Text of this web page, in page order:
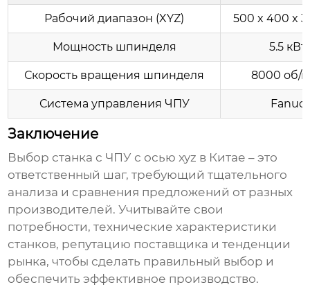
Рабочий диапазон (XYZ) 500 x 400 x
Мощность шпинделя 5.5 кВт
Скорость вращения шпинделя 8000 об/
Система управления ЧПУ Fanuc
Заключение
Выбор станка с ЧПУ с осью xyz в Китае – это
ответственный шаг, требующий тщательного
анализа и сравнения предложений от разных
производителей. Учитывайте свои
потребности, технические характеристики
станков, репутацию поставщика и тенденции
рынка, чтобы сделать правильный выбор и
обеспечить эффективное производство.